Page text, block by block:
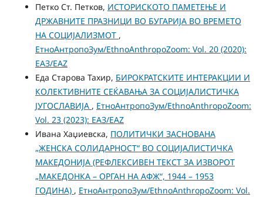
Петко Ст. Петков, ИСТОРИСКОТО ПАМЕТЕЊЕ И
ДРЖАВНИТЕ ПРАЗНИЦИ ВО БУГАРИЈА ВО ВРЕМЕТО
НА СОЦИЈАЛИЗМОТ ,
ЕтноАнтропоЗум/EthnoAnthropoZoom: Vol. 20 (2020):
ЕАЗ/EAZ
Еда Старова Тахир, БИРОКРАТСКИТЕ ИНТЕРАКЦИИ И
КОЛЕКТИВНИТЕ СЕЌАВАЊА ЗА СОЦИЈАЛИСТИЧКА
ЈУГОСЛАВИЈА , ЕтноАнтропоЗум/EthnoAnthropoZoom:
Vol. 23 (2023): ЕАЗ/EAZ
Ивана Хаџиевска, ПОЛИТИЧКИ ЗАСНОВАНА
„ЖЕНСКА СОЛИДАРНОСТ“ ВО СОЦИЈАЛИСТИЧКА
МАКЕДОНИЈА (РЕФЛЕКСИВЕН ТЕКСТ ЗА ИЗВОРОТ
„МАКЕДОНКА – ОРГАН НА АФЖ“, 1944 – 1953
ГОДИНА) , ЕтноАнтропоЗум/EthnoAnthropoZoom: Vol.